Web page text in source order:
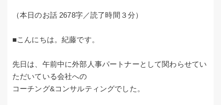
（本日のお話 2678字／読了時間３分）
■こんにちは。紀藤です。
先日は、午前中に外部人事パートナーとして関わらせてい
ただいている会社への
コーチング&コンサルティングでした。